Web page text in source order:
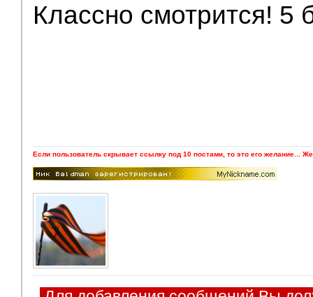
Классно смотрится! 5
Если пользователь скрывает ссылку под 10 постами, то это его желание...